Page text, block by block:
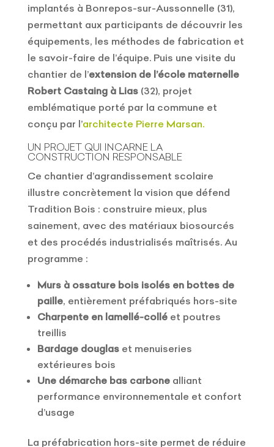
implantés à Bonrepos-sur-Aussonnelle (31),
permettant aux participants de découvrir les
équipements, les méthodes de fabrication et
le savoir-faire de l’équipe. Puis une visite du
chantier de l’extension de l’école maternelle
Robert Castaing à Lias(32), projet
emblématique porté par la commune et
conçu par l’architecte Pierre Marsan.
UN PROJET QUI INCARNE LA
CONSTRUCTION RESPONSABLE
Ce chantier d’agrandissement scolaire
illustre concrètement la vision que défend
Tradition Bois : construire mieux, plus
sainement, avec des matériaux biosourcés
et des procédés industrialisés maîtrisés. Au
programme :
Murs à ossature bois isolés en bottes de
paille, entièrement préfabriqués hors-site
Charpente en lamellé-colléet poutres
treillis
Bardage douglaset menuiseries
extérieures bois
Une démarche bas carbonealliant
performance environnementale et confort
d’usage
La préfabrication hors-site permet de réduire